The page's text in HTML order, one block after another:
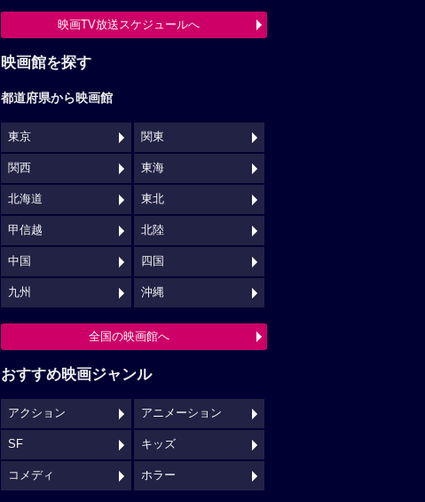
映画TV放送スケジュールへ
映画館を探す
都道府県から映画館
東京 関東
関西 東海
北海道 東北
甲信越 北陸
中国 四国
九州 沖縄
全国の映画館へ
おすすめ映画ジャンル
アクション アニメーション
SF キッズ
コメディ ホラー